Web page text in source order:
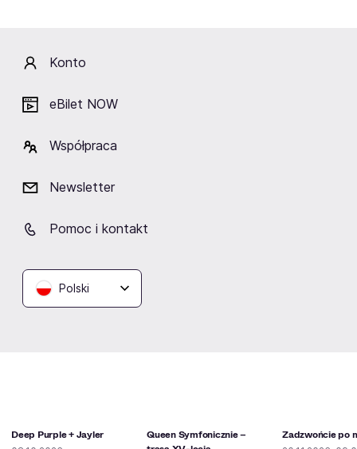
Konto
eBilet NOW
Współpraca
Newsletter
Pomoc i kontakt
Polski
Podobne wydarzenia
Deep Purple + Jayler
Queen Symfonicznie –
Zadzwońcie po